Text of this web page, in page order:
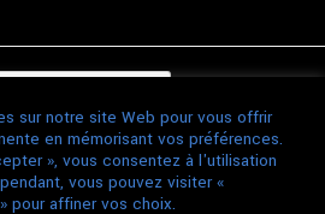
Thème 50mm →
sur notre site Web pour vous offrir
en mémorisant vos préférences.
», vous consentez à l'utilisation
vous pouvez visiter «
pour affiner vos choix.